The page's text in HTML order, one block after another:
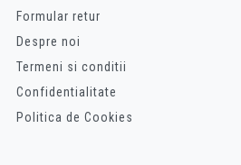
Formular retur
Despre noi
Termeni si conditii
Confidentialitate
Politica de Cookies